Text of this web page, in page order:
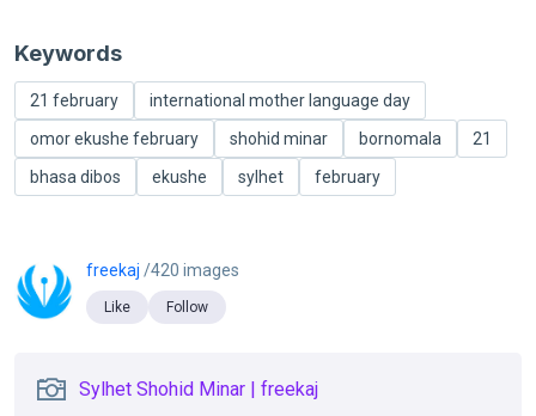
Keywords
21 february
international mother language day
omor ekushe february
shohid minar bornomala
21
bhasa dibos
ekushe sylhet february
freekaj /420 images
Like Follow
Sylhet Shohid Minar | freekaj